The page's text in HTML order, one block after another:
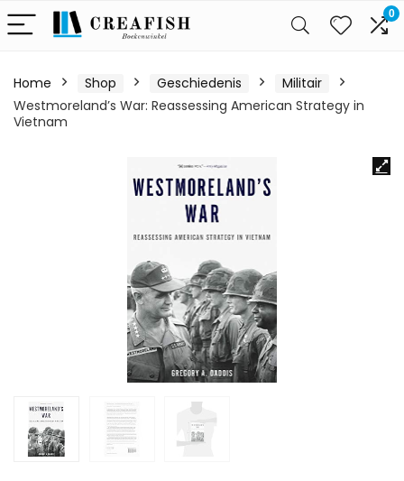
0
Home Shop Geschiedenis
Militair
Westmoreland’s War: Reassessing American Strategy in
Vietnam